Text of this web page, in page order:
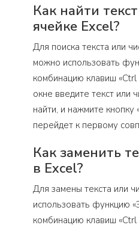
Как найти
ячейке Excel?
Для поиска текста или
можно использовать
комбинацию клавиш
окне введите текст или
найти, и нажмите кнопку
перейдет к первому
Как заменить
в Excel?
Для замены текста или
использовать функцию
комбинацию клавиш